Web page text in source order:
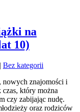
na
10)
| Bez kategorii
nowych znajomości i
czas, który można
czy zabijając nudę.
oraz rodziców